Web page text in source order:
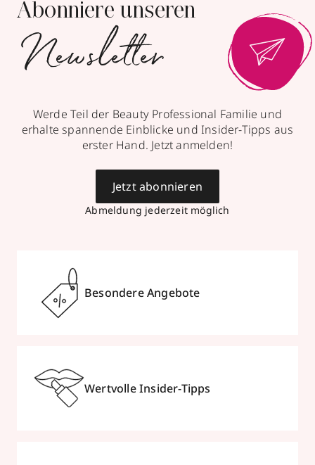
Abonniere unseren
Newsletter
Werde Teil der Beauty Professional Familie und
erhalte spannende Einblicke und Insider-Tipps aus
erster Hand. Jetzt anmelden!
Abmeldung jederzeit möglich
Jetzt abonnieren
Besondere Angebote
Wertvolle Insider-Tipps